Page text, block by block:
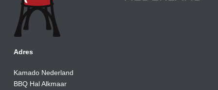
Adres
Kamado Nederland
BBQ Hal Alkmaar